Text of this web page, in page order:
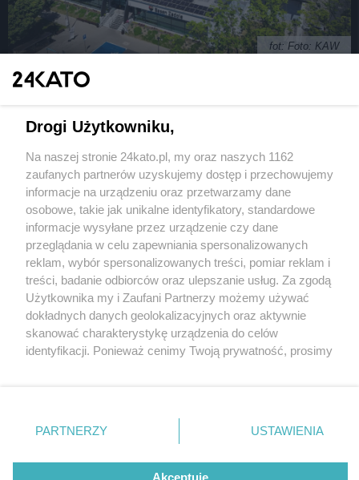
fot: Foto: KAW
basen z salą sportową w Kostuchnie. Miasto chce
Basen Zadole
Wróć do artykułu:
Katowice. Cztery firmy chętne, by wybudować
basen z salą sportową w Kostuchnie. Miasto
chce wydać na tę inwestycję 76,1 mln złzł
Wydawca mediów lokalnych
Nie zapomnij
zapoznać się z:
polityką prywatności regulamin korzystania z portali
Twojemiasto
Piekary Śląskie
Chorzów
Tarnowskie Góry
Gliwice
Skontakuj sięz nami
Kontakt
Wydawca
Redakcja
Drogi Użytkowniku,
Na naszej stronie 24kato.pl, my oraz naszych 1162
zaufanych partnerów uzyskujemy dostęp i przechowujemy
informacje na urządzeniu oraz przetwarzamy dane
osobowe, takie jak unikalne identyfikatory, standardowe
informacje wysyłane przez urządzenie czy dane
przeglądania w celu zapewniania spersonalizowanych
reklam, wybór spersonalizowanych treści, pomiar reklam i
treści, badanie odbiorców oraz ulepszanie usług. Za zgodą
Użytkownika my i Zaufani Partnerzy możemy używać
dokładnych danych geolokalizacyjnych oraz aktywnie
skanować charakterystykę urządzenia do celów
identyfikacji. Ponieważ cenimy Twoją prywatność, prosimy
prywatności znajdujący się w lewym dolnym rogu strony
. Niektóre rodzaje przetwarzania danych nie wymagają
zgody użytkownika, ale masz prawo sprzeciwić się
takiemu przetwarzaniu. Preferencje będą miały
PARTNERZY USTAWIENIA
Akceptuję